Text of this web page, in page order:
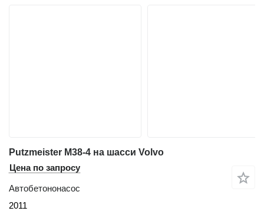
Putzmeister M38-4 на шасси Volvo
Цена по запросу
Автобетононасос
2011